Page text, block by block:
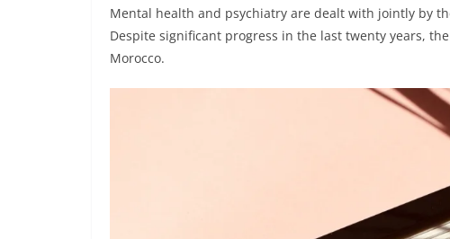
Mental health and psychiatry are dealt with jointly by
Despite significant progress in the last twenty years,
Morocco.